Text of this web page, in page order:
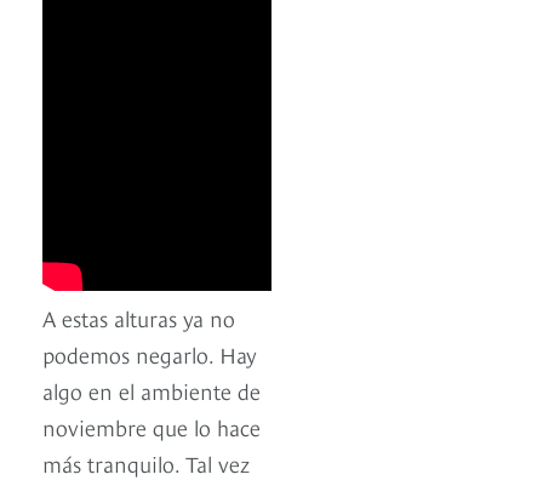
A estas alturas ya no
podemos negarlo. Hay
algo en el ambiente de
noviembre que lo hace
más tranquilo. Tal vez